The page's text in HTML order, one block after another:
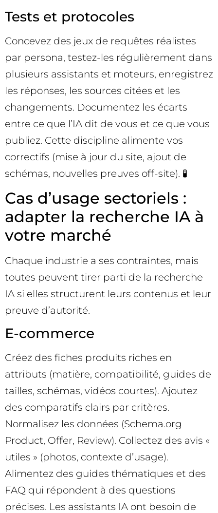
Tests et protocoles
Concevez des jeux de requêtes réalistes
par persona, testez-les régulièrement dans
plusieurs assistants et moteurs, enregistrez
les réponses, les sources citées et les
changements. Documentez les écarts
entre ce que l’IA dit de vous et ce que vous
publiez. Cette discipline alimente vos
correctifs (mise à jour du site, ajout de
schémas, nouvelles preuves off-site). 🧪
Cas d’usage sectoriels :
adapter la recherche IA à
votre marché
Chaque industrie a ses contraintes, mais
toutes peuvent tirer parti de la recherche
IA si elles structurent leurs contenus et leur
preuve d’autorité.
E-commerce
Créez des fiches produits riches en
attributs (matière, compatibilité, guides de
tailles, schémas, vidéos courtes). Ajoutez
des comparatifs clairs par critères.
Normalisez les données (Schema.org
Product, Offer, Review). Collectez des avis «
utiles » (photos, contexte d’usage).
Alimentez des guides thématiques et des
FAQ qui répondent à des questions
précises. Les assistants IA ont besoin de